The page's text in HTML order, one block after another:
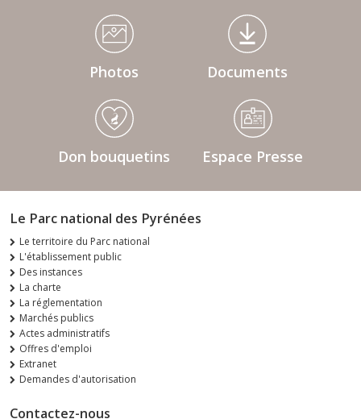
Médiathèque Footer
Photos Documents
Don bouquetins Espace Presse
Le Parc national des Pyrénées
Le territoire du Parc national
L'établissement public
Des instances
La charte
La réglementation
Marchés publics
Actes administratifs
Offres d'emploi
Extranet
Demandes d'autorisation
Contactez-nous